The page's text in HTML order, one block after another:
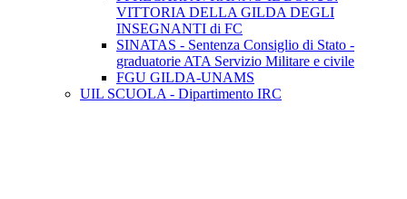
VITTORIA DELLA GILDA DEGLI
INSEGNANTI di FC
SINATAS - Sentenza Consiglio di Stato -
graduatorie ATA Servizio Militare e civile
FGU GILDA-UNAMS
UIL SCUOLA - Dipartimento IRC